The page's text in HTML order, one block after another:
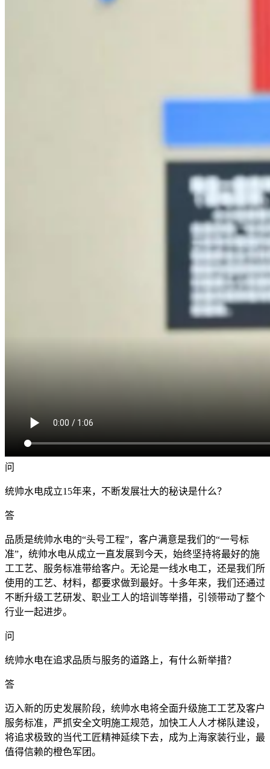
问
统帅水电成立15年来，不断发展壮大的秘诀是什么？
答
品质是统帅水电的“头号工程”，客户满意是我们的“一号标
准”，统帅水电从成立一直发展到今天，始终坚持将最好的施
工工艺、服务标准带给客户。无论是一线水电工，还是我们所
使用的工艺、材料，都要求做到最好。十多年来，我们还通过
不断升级工艺研发、职业工人的培训等举措，引领带动了整个
行业一起进步。
问
统帅水电在追求品质与服务的道路上，有什么新举措？
答
迈入新的历史发展阶段，统帅水电将全面升级施工工艺及客户
服务标准，严抓安全文明施工规范，加快工人人才梯队建设，
将追求极致的当代工匠精神延续下去，成为上海家装行业，最
值得信赖的橙色军团。